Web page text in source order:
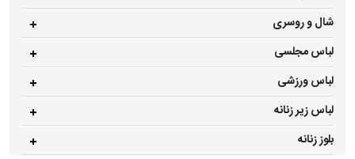
شال و روسری
لباس مجلسی
لباس ورزشی
لباس زیر زنانه
بلوز زنانه